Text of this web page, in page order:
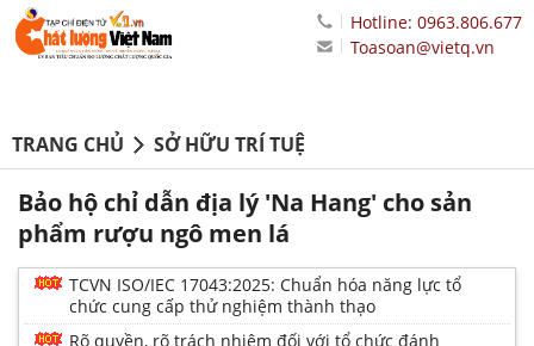
Hotline: 0963.806.677
Toasoan@vietq.vn
TRANG CHỦ SỞ HỮU TRÍ TUỆ
Bảo hộ chỉ dẫn địa lý 'Na Hang' cho sản
phẩm rượu ngô men lá
TCVN ISO/IEC 17043:2025: Chuẩn hóa năng lực tổ
chức cung cấp thử nghiệm thành thạo
Rõ quyền, rõ trách nhiệm đối với tổ chức đánh